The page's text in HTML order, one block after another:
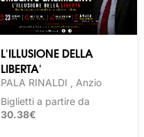
L'ILLUSIONE DELLA
LIBERTA'
PALA RINALDI , Anzio
Biglietti a partire da
30.38€